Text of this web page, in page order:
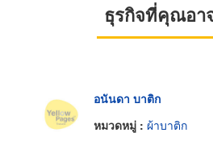
ธุรกิจที่คุณอา
อนันดา บาติก
หมวดหมู่ : ผ้าบาติก